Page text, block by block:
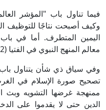
تناول باب "المؤشر
أصبحت نتاجًا للتوظيف
المتطرف. أما في باب
المنهج النبوي في الفتيا (2- 2).
سياق ذي شأن يتناول
صورة الإسلام في
غرضها التشويه وبث
حتى لا يقدموا على